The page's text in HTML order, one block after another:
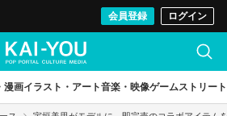
会員登録 ログイン
漫画イラスト・アート音楽・映像ゲームストリート